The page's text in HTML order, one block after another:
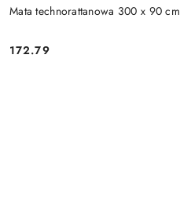
Mata technorattanowa 300 x 90 cm
Cena:
172.79